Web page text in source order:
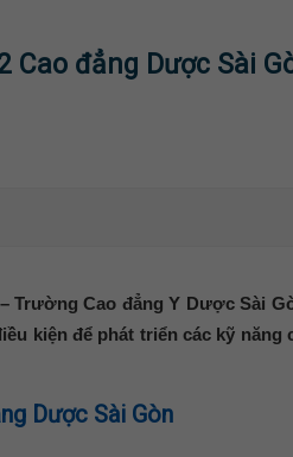
đẳng Dược Sài
Trường Cao đẳng Y Dược Sài
kiện để phát triển các kỹ năng
Dược Sài Gòn